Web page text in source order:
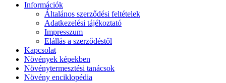
Információk
Általános szerződési feltételek
Adatkezelési tájékoztató
Impresszum
Elállás a szerződéstől
Kapcsolat
Növények képekben
Növénytermesztési tanácsok
Növény enciklopédia